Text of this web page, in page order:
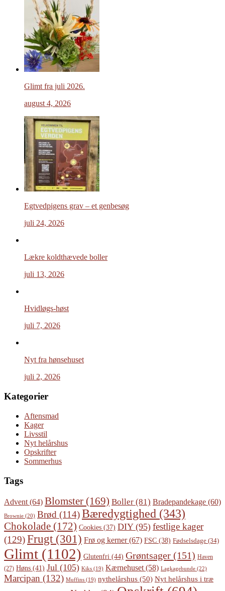
Glimt fra juli 2026.
august 4, 2026
Egtvedpigens grav – et genbesøg
juli 24, 2026
Lækre koldthævede boller
juli 13, 2026
Hvidløgs-høst
juli 7, 2026
Nyt fra hønsehuset
juli 2, 2026
Kategorier
Aftensmad
Kager
Livsstil
Nyt helårshus
Opskrifter
Sommerhus
Tags
Advent (64) Blomster (169) Boller (81) Bradepandekage (60)
Brownie (20) Brød (114)Bæredygtighed (343)
Chokolade (172) Cookies (37) DIY(95) festlige kager
(129)Frugt(301) Frø og kerner(67) FSC (38) Fødselsdage (34)
Glimt (1102) Glutenfri (44) Grøntsager (151) Haven
(27) Høns (41) Jul (105) Kiks (19) Kærnehuset (58) Lagkagebunde (22)
Marcipan (132) Muffins (19) nythelårshus (50) Nyt helårshus i træ